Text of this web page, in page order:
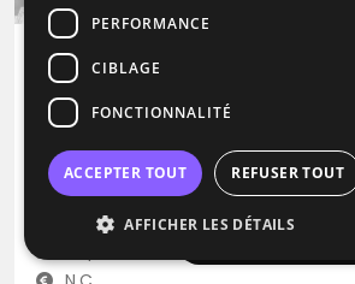
Afficher la carte
DJ
Passion Zyk
Disco Soca Dance hall
Saint-Jory (31)
PERFORMANCE
CIBLAGE
FONCTIONNALITÉ
ACCEPTER TOUT REFUSER TOUT
AFFICHER LES DÉTAILS